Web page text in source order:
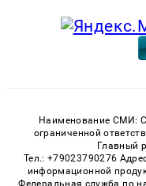
Наименование СМИ:
ограниченной
Главный
Тел.: +79023790276
информационной
Федеральная служба по